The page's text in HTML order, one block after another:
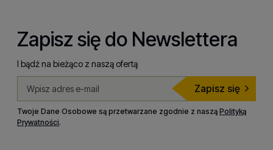
Zapisz się do Newslettera
I bądź na bieżąco z naszą ofertą
Zapisz się
Twoje Dane Osobowe są przetwarzane zgodnie z naszą Polityką
Prywatności.